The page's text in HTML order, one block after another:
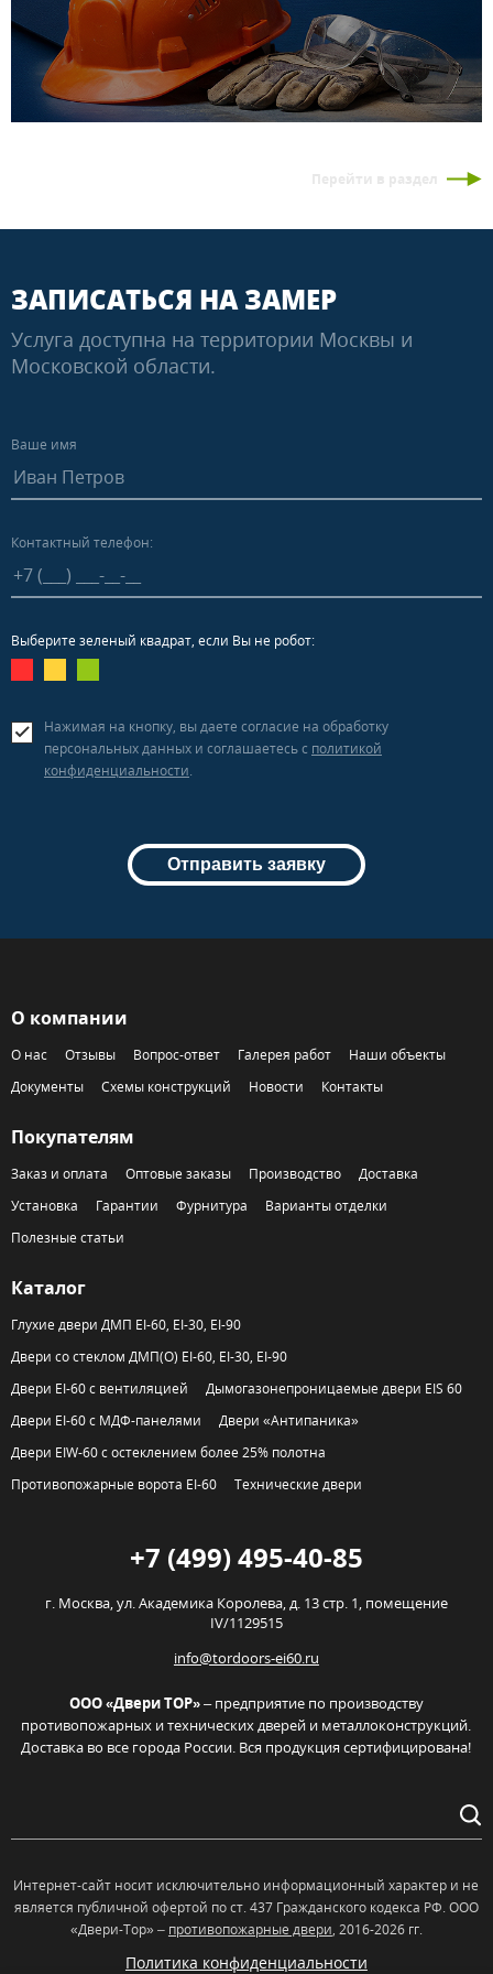
ЗАПИСАТЬСЯ НА ЗАМЕР
Услуга доступна на территории Москвы и
Московской области.
Ваше имя
Контактный телефон:
Выберите зеленый квадрат, если Вы не робот:
Нажимая на кнопку, вы даете согласие на обработку
персональных данных и соглашаетесь c политикой
конфиденциальности.
Отправить заявку
О компании
О нас Отзывы Вопрос-ответ Галерея работ
Наши объекты
Документы
Схемы конструкций Новости Контакты
Покупателям
Заказ и оплата Оптовые заказы Производство
Доставка
Установка
Гарантии Фурнитура
Варианты отделки
Полезные статьи
Каталог
Глухие двери ДМП EI-60, EI-30, EI-90
Двери со стеклом ДМП(О) EI-60, EI-30, EI-90
Двери EI-60 с вентиляцией
Дымогазонепроницаемые двери EIS 60
Двери EI-60 с МДФ-панелями
Двери «Антипаника»
Двери EIW-60 с остеклением более 25% полотна
Противопожарные ворота EI-60
Технические двери
+7 (499) 495-40-85
г. Москва,ул. Академика Королева, д. 13 стр. 1, помещение
IV/1129515
info@tordoors-ei60.ru
ООО «Двери ТОР»– предприятие по производству
противопожарных и технических дверей и металлоконструкций.
Доставка во все города России. Вся продукция сертифицирована!
Интернет-сайт носит исключительно информационный характер и не
является публичной офертой по ст. 437 Гражданского кодекса РФ. OOO
«Двери-Тор» – противопожарные двери, 2016-2026 гг.
Политика конфиденциальности